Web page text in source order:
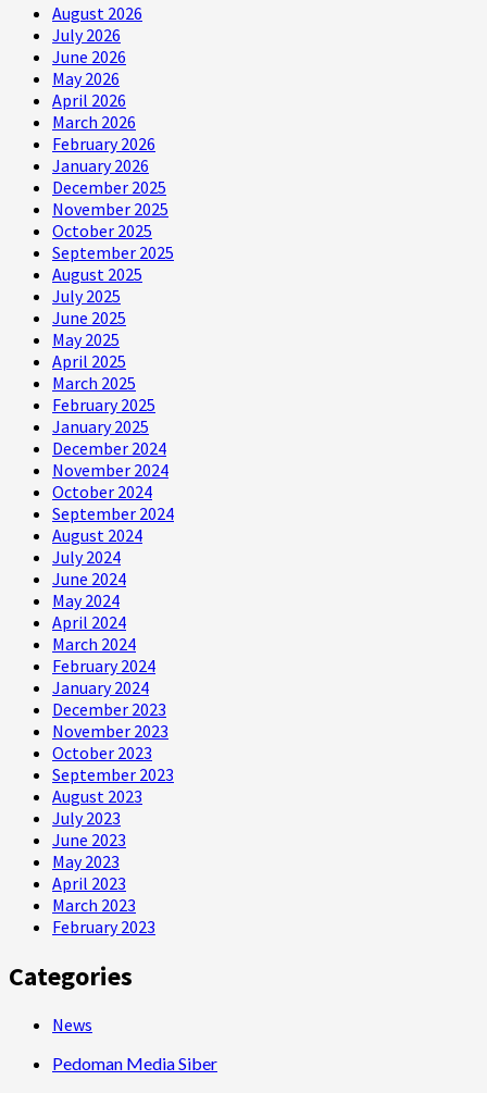
August 2026
July 2026
June 2026
May 2026
April 2026
March 2026
February 2026
January 2026
December 2025
November 2025
October 2025
September 2025
August 2025
July 2025
June 2025
May 2025
April 2025
March 2025
February 2025
January 2025
December 2024
November 2024
October 2024
September 2024
August 2024
July 2024
June 2024
May 2024
April 2024
March 2024
February 2024
January 2024
December 2023
November 2023
October 2023
September 2023
August 2023
July 2023
June 2023
May 2023
April 2023
March 2023
February 2023
Categories
News
Pedoman Media Siber